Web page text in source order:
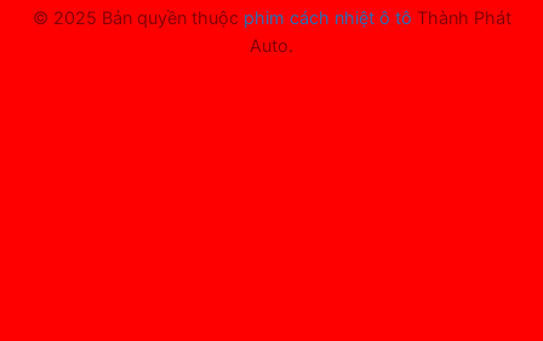
© 2025 Bản quyền thuộc phim cách nhiệt ô tô Thành Phát
Auto.